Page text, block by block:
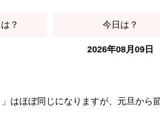
？ 今日は？
2026年08月09日
はほぼ同じになりますが、元旦から